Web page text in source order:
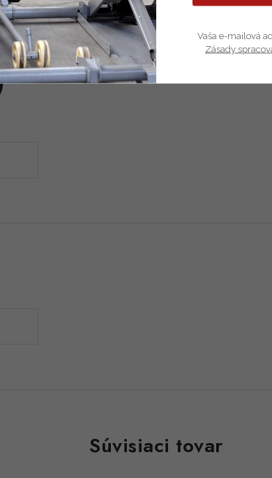
Súvisiaci tovar
Vaša e-mailová
Zásady